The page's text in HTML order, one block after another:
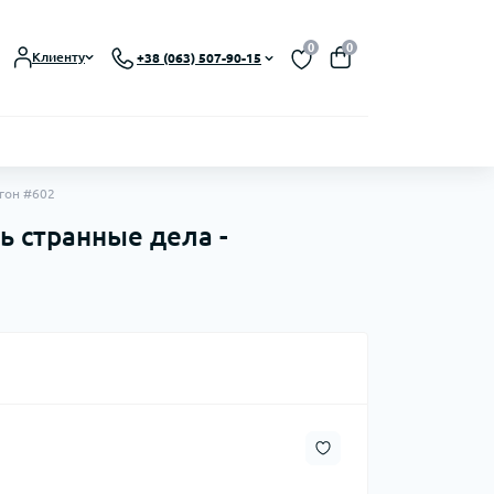
Клиенту +38 (063) 507-90-15
0 0
#602
странные дела -